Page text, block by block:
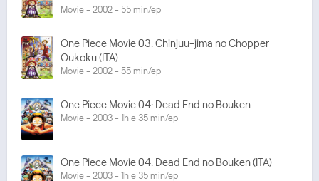
Movie - 2002 - 55 min/ep
One Piece Movie 03: Chinjuu-jima no Chopper
Oukoku (ITA)
Movie - 2002 - 55 min/ep
One Piece Movie 04: Dead End no Bouken
Movie - 2003 - 1h e 35 min/ep
One Piece Movie 04: Dead End no Bouken (ITA)
Movie - 2003 - 1h e 35 min/ep